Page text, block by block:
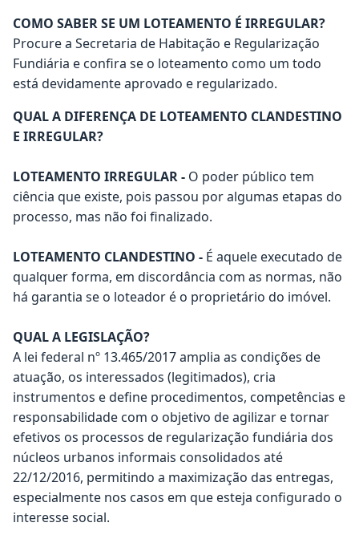
COMO SABER SE UM LOTEAMENTO É IRREGULAR?
Procure a Secretaria de Habitação e Regularização
Fundiária e confira se o loteamento como um todo
está devidamente aprovado e regularizado.
QUAL A DIFERENÇA DE LOTEAMENTO CLANDESTINO
E IRREGULAR?
LOTEAMENTO IRREGULAR - O poder público tem
ciência que existe, pois passou por algumas etapas do
processo, mas não foi finalizado.
LOTEAMENTO CLANDESTINO - É aquele executado de
qualquer forma, em discordância com as normas, não
há garantia se o loteador é o proprietário do imóvel.
QUAL A LEGISLAÇÃO?
A lei federal nº 13.465/2017 amplia as condições de
atuação, os interessados (legitimados), cria
instrumentos e define procedimentos, competências e
responsabilidade com o objetivo de agilizar e tornar
efetivos os processos de regularização fundiária dos
núcleos urbanos informais consolidados até
22/12/2016, permitindo a maximização das entregas,
especialmente nos casos em que esteja configurado o
interesse social.